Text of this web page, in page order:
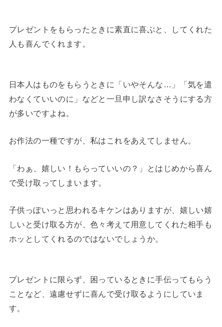
プレゼントをもらったときに素直に喜ぶと、してくれた
人も喜んでくれます。
日本人はものをもらうときに「いやそんな…」「気を遣
わなくていいのに」などと一旦申し訳なさそうにする方
が多いですよね。
お作法の一種ですが、私はこれをあえてしません。
「わぁ、嬉しい！もらっていいの？」とはじめから喜ん
で受け取ってしまいます。
子供っぽいっと思われるキケンはありますが、嬉しい嬉
しいと受け取る方が、色々考えて用意してくれた相手も
ホッとしてくれるのではないでしょうか。
プレゼントに限らず、困っているときに手伝ってもらう
ことなど、遠慮せずに喜んで受け取るようにしていま
す。